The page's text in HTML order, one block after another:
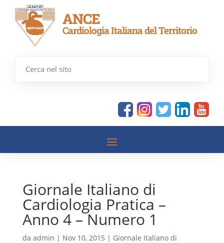
ANCE
Cardiologia Italiana del Territorio
Giornale Italiano di
Cardiologia Pratica –
Anno 4 – Numero 1
da admin | Nov 10, 2015 | Giornale Italiano di